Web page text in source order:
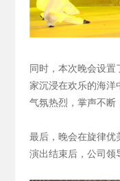
同时，本次晚会设置
家沉浸在欢乐的海洋
气氛热烈，掌声不断
最后，晚会在旋律优
演出结束后，公司领